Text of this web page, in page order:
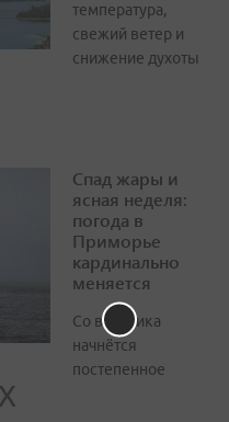
температура,
свежий ветер и
снижение духоты
Спад жары и
ясная неделя:
погода в
Приморье
кардинально
меняется
Со вторника
начнётся
постепенное